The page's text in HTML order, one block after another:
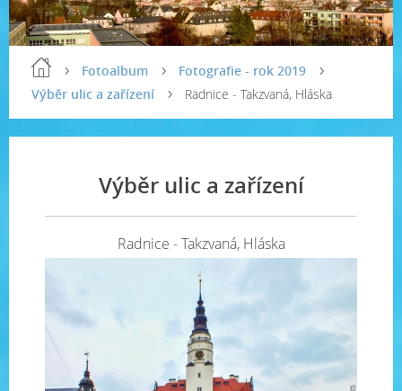
Fotoalbum
Fotografie - rok 2019
Výběr ulic a zařízení
Radnice - Takzvaná, Hláska
Výběr ulic a zařízení
Radnice - Takzvaná, Hláska